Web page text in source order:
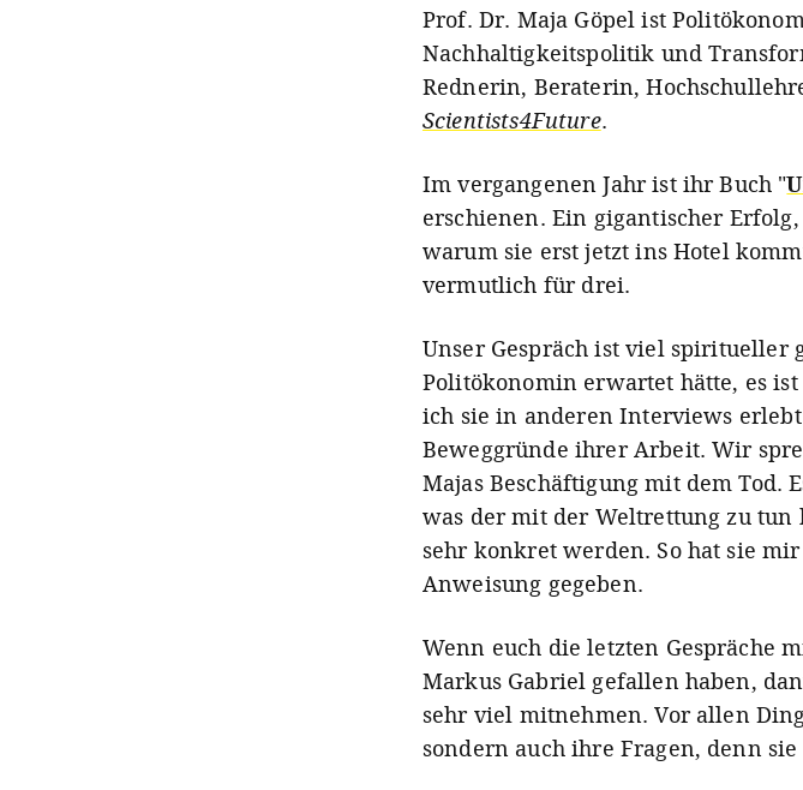
Prof. Dr. Maja Göpel ist
Nachhaltigkeitspolitik und
Rednerin, Beraterin,
Scientists4Future.
Im vergangenen Jahr ist ihr Buch "
erschienen. Ein gigantischer
warum sie erst jetzt ins Hotel
vermutlich für drei.
Unser Gespräch ist viel spiritueller
Politökonomin erwartet hätte, es
ich sie in anderen Interviews
Beweggründe ihrer Arbeit. Wir
Majas Beschäftigung mit dem Tod.
was der mit der Weltrettung zu tun
sehr konkret werden. So hat sie
Anweisung gegeben.
Wenn euch die letzten Gespräche
Markus Gabriel gefallen haben,
sehr viel mitnehmen. Vor allen
sondern auch ihre Fragen, denn